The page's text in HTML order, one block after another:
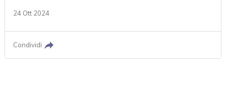
24 Ott 2024
Condividi